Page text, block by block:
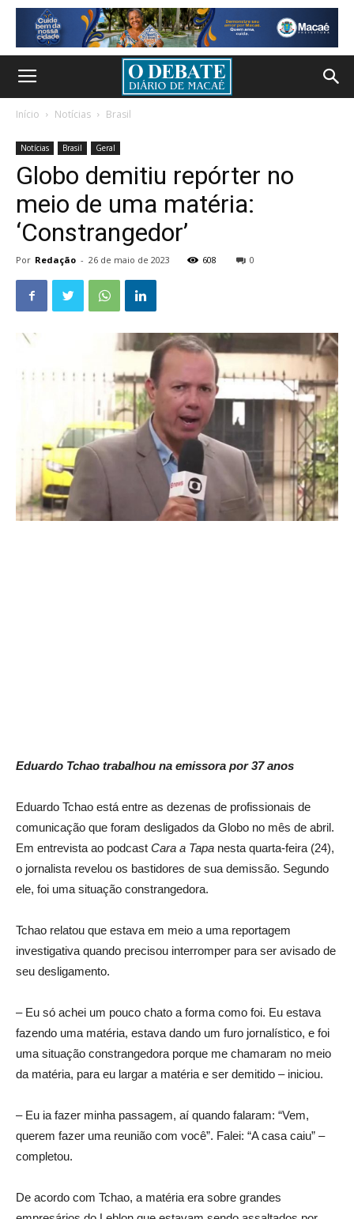
Início Notícias Brasil
Notícias Brasil Geral
Globo demitiu repórter no
meio de uma matéria:
‘Constrangedor’
Por Redação - 26 de maio de 2023 608 0
Eduardo Tchao trabalhou na emissora por 37 anos
Eduardo Tchao está entre as dezenas de profissionais de
comunicação que foram desligados da Globo no mês de abril.
Em entrevista ao podcast Cara a Tapa nesta quarta-feira (24),
o jornalista revelou os bastidores de sua demissão. Segundo
ele, foi uma situação constrangedora.
Tchao relatou que estava em meio a uma reportagem
investigativa quando precisou interromper para ser avisado de
seu desligamento.
– Eu só achei um pouco chato a forma como foi. Eu estava
fazendo uma matéria, estava dando um furo jornalístico, e foi
uma situação constrangedora porque me chamaram no meio
da matéria, para eu largar a matéria e ser demitido – iniciou.
– Eu ia fazer minha passagem, aí quando falaram: “Vem,
querem fazer uma reunião com você”. Falei: “A casa caiu” –
completou.
De acordo com Tchao, a matéria era sobre grandes